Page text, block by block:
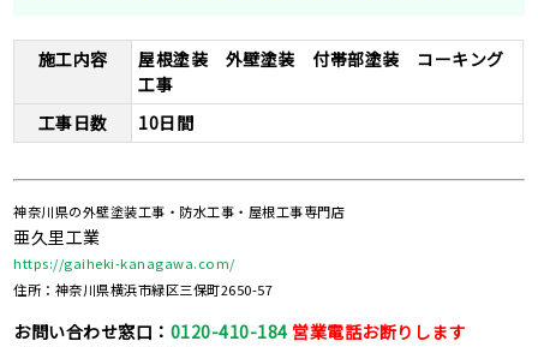
施工内容
屋根塗装 外壁塗装 付帯部塗装 コーキング
工事
工事日数
10日間
神奈川県の外壁塗装工事・防水工事・屋根工事専門店
亜久里工業
https://gaiheki-kanagawa.com/
住所：神奈川県横浜市緑区三保町2650-57
お問い合わせ窓口： 0120-410-184 営業電話お断りします